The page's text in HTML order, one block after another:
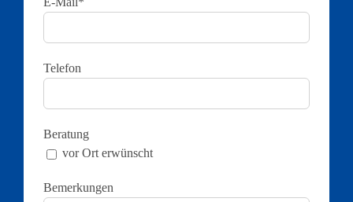
Telefon
Beratung
vor Ort erwünscht
Bemerkungen